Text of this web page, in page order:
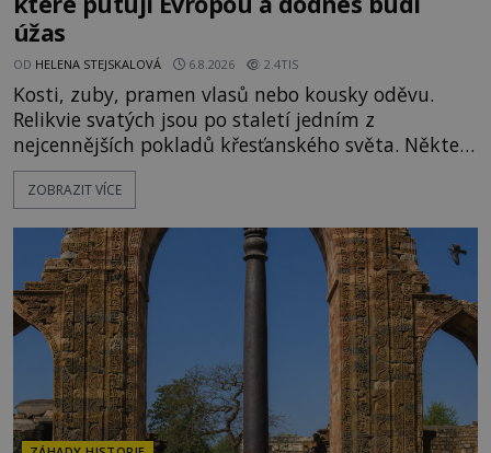
úžas
OD HELENA STEJSKALOVÁ 6.8.2026 2.4TIS
Kosti, zuby, pramen vlasů nebo kousky oděvu.
Relikvie svatých jsou po staletí jedním z
nejcennějších pokladů křesťanského světa. Některé
mají pečlivě doloženou historii, jiné provází
záhady, krádeže i nečekané objevy. Jejich osudy
o skutečné historické události. Ve středověké
Evropě mají relikvie mimořádnou hodnotu. Nejsou
jen předmětem úcty
ZOBRAZIT VÍCE